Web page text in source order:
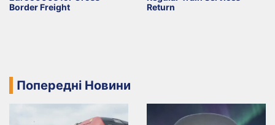
Border Freight
Return
Попередні Новини